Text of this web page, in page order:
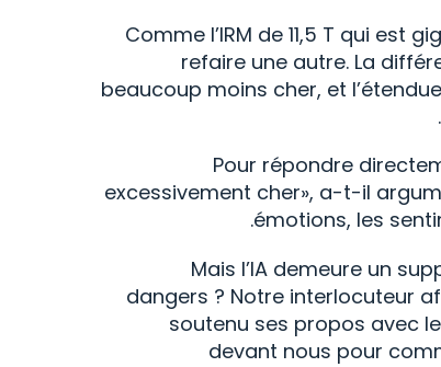
Comme l’IRM de 11,5 T qui est
refaire une autre. La
beaucoup moins cher, et
Pour répondre
excessivement cher», a-t-il
émotions, les
Mais l’IA demeure un
dangers ? Notre interlocuteur
soutenu ses propos avec
devant nous pour